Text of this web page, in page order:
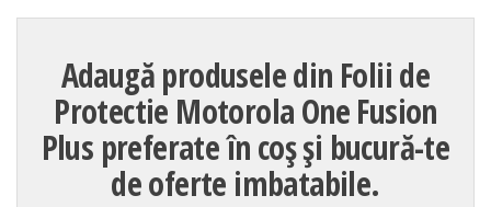
Adaugă produsele din Folii de
Protectie Motorola One Fusion
Plus preferate în coș și bucură-te
de oferte imbatabile.